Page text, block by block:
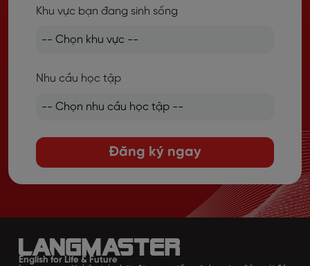
Khu vực bạn đang sinh sống
Nhu cầu học tập
Đăng ký ngay
English for Life & Future